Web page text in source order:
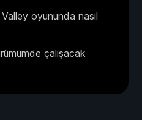
oyununda nasıl
çalışacak